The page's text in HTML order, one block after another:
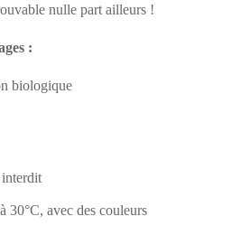
nulle part ailleurs !
:
biologique
interdit
30°C, avec des couleurs